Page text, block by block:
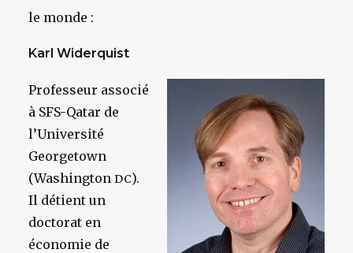
le monde :
Karl Widerquist
Professeur associé
à SFS-Qatar de
l’Université
Georgetown
(Washington DC).
Il détient un
doctorat en
économie de